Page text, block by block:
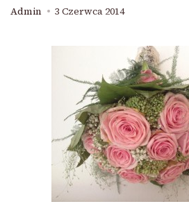
Admin 3 Czerwca 2014